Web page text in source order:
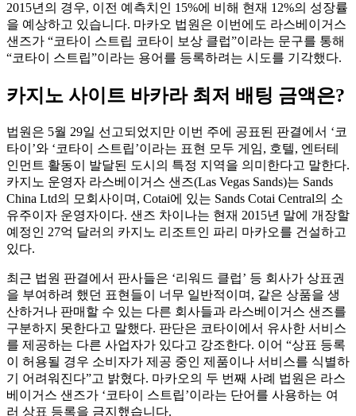
2015년의 경우, 이전 예측치인 15%에 비해 현재 12%의 성장률
을 예상하고 있습니다. 마카오 법원은 이번에도 라스베이거스
샌즈가 “코타이 스트립 코타이 보상 클럽”이라는 문구를 통해
“코타이 스트립”이라는 용어를 등록하려는 시도를 기각했다.
카지노 사이트 바카라 최저 배팅 금액은?
법원은 5월 29일 선고되었지만 이번 주에 공표된 판결에서 ‘코
타이’와 ‘코타이 스트립’이라는 표현 모두 게임, 호텔, 엔터테
인먼트 활동이 발달된 도시의 특정 지역을 의미한다고 말한다.
카지노 운영자 라스베이거스 샌즈(Las Vegas Sands)는 Sands
China Ltd의 모회사이며, Cotai에 있는 Sands Cotai Central의 소
유주이자 운영자이다. 샌즈 차이나는 현재 2015년 말에 개장할
예정인 27억 달러의 카지노 리조트인 파리 마카오를 건설하고
있다.
최근 법원 판결에서 판사들은 ‘리워드 클럽’ 등 회사가 상표권
을 부여하려 했던 표현들이 너무 일반적이며, 같은 상품을 생
산하거나 판매할 수 있는 다른 회사들과 라스베이거스 샌즈를
구분하지 못한다고 말했다. 판단은 코타이에서 유사한 서비스
를 제공하는 다른 사업자가 있다고 강조한다. 이어 “상표 등록
이 허용될 경우 소비자가 제공 중인 제품이나 서비스를 식별하
기 어려워진다”고 밝혔다. 마카오의 두 번째 사례 법원은 라스
베이거스 샌즈가 ‘코타이 스트립’이라는 단어를 사용하는 여
러 상표 등록을 금지했습니다.